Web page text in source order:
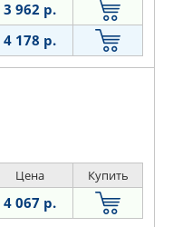
3 962 р.
4 178 р.
Цена Купить
4 067 р.